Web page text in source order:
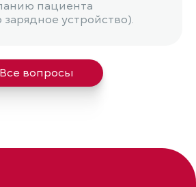
Все вопросы
пациента
зарядное устройство).